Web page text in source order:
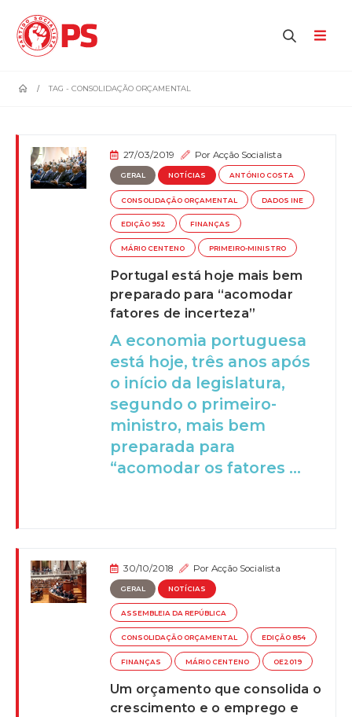
TAG - CONSOLIDAÇÃO ORÇAMENTAL
27/03/2019 PorAcção Socialista
GERAL NOTÍCIAS ANTÓNIO COSTA
CONSOLIDAÇÃO ORÇAMENTAL DADOS INE
EDIÇÃO 952 FINANÇAS
MÁRIO CENTENO PRIMEIRO-MINISTRO
Portugal está hoje mais bem
preparado para “acomodar
fatores de incerteza”
A economia portuguesa
está hoje, três anos após
o início da legislatura,
segundo o primeiro-
ministro, mais bem
preparada para
“acomodar os fatores ...
30/10/2018 PorAcção Socialista
GERAL NOTÍCIAS
ASSEMBLEIA DA REPÚBLICA
CONSOLIDAÇÃO ORÇAMENTAL EDIÇÃO 854
FINANÇAS MÁRIO CENTENO OE2019
Um orçamento que consolida o
crescimento e o emprego e